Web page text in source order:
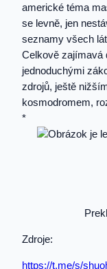
americké téma
se levně, jen
seznamy všech
Celkově zajímavá
jednoduchými
zdrojů, ještě
kosmodromem,
*
Zdroje:
https://t.me/s/